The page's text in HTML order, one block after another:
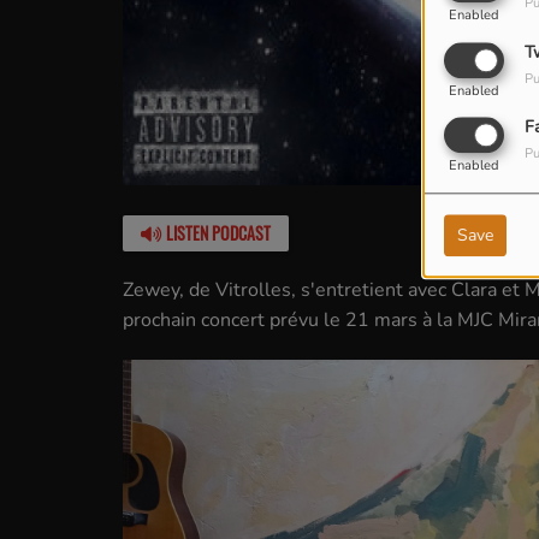
Enabled
Enabled
Enabled
Save
LISTEN PODCAST
Zewey, de Vitrolles, s'entretient avec Clara et
prochain concert prévu le 21 mars à la MJC